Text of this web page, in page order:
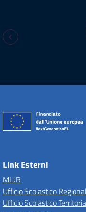
Link Esterni
MIUR
Ufficio Scolastico
Ufficio Scolastico